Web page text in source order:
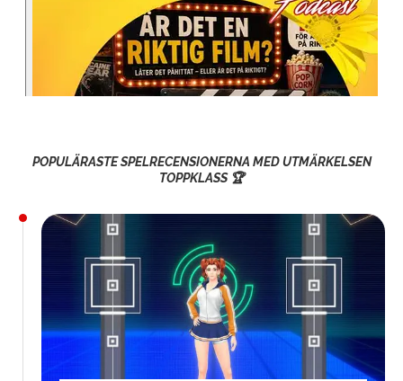
POPULÄRASTE SPELRECENSIONERNA MED UTMÄRKELSEN
TOPPKLASS 🏆